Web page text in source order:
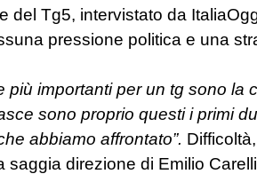
del Tg5, intervistato da
pressione politica e una
più importanti per un tg sono la
sono proprio questi i primi
abbiamo affrontato”.
saggia direzione di Emilio